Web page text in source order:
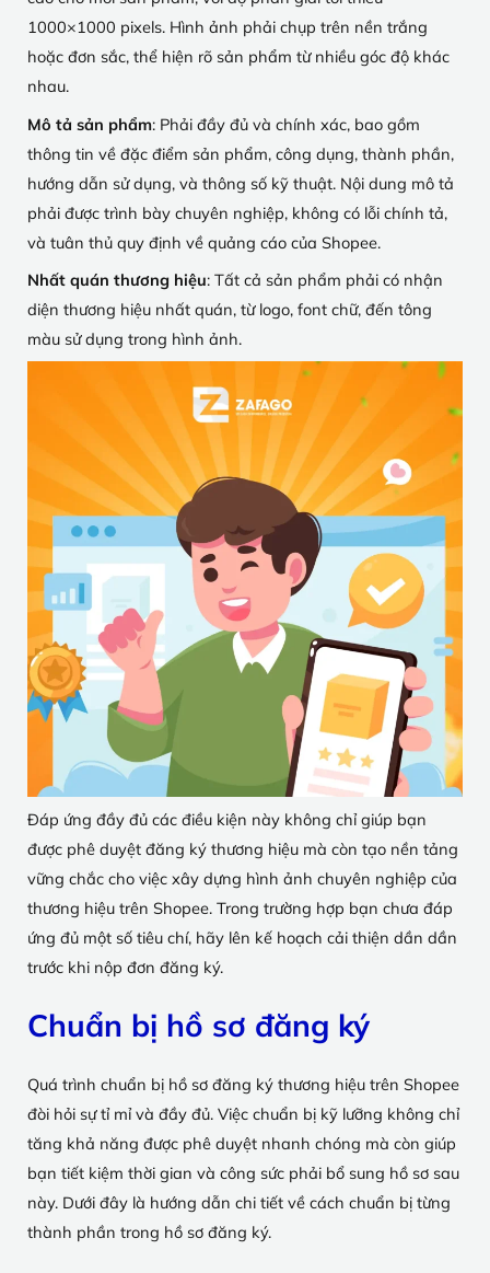
1000×1000 pixels. Hình ảnh phải chụp trên nền trắng
hoặc đơn sắc, thể hiện rõ sản phẩm từ nhiều góc độ khác
nhau.
Mô tả sản phẩm: Phải đầy đủ và chính xác, bao gồm
thông tin về đặc điểm sản phẩm, công dụng, thành phần,
hướng dẫn sử dụng, và thông số kỹ thuật. Nội dung mô tả
phải được trình bày chuyên nghiệp, không có lỗi chính tả,
và tuân thủ quy định về quảng cáo của Shopee.
Nhất quán thương hiệu: Tất cả sản phẩm phải có nhận
diện thương hiệu nhất quán, từ logo, font chữ, đến tông
màu sử dụng trong hình ảnh.
Đáp ứng đầy đủ các điều kiện này không chỉ giúp bạn
được phê duyệt đăng ký thương hiệu mà còn tạo nền tảng
vững chắc cho việc xây dựng hình ảnh chuyên nghiệp của
thương hiệu trên Shopee. Trong trường hợp bạn chưa đáp
ứng đủ một số tiêu chí, hãy lên kế hoạch cải thiện dần dần
trước khi nộp đơn đăng ký.
Chuẩn bị hồ sơ đăng ký
Quá trình chuẩn bị hồ sơ đăng ký thương hiệu trên Shopee
đòi hỏi sự tỉ mỉ và đầy đủ. Việc chuẩn bị kỹ lưỡng không chỉ
tăng khả năng được phê duyệt nhanh chóng mà còn giúp
bạn tiết kiệm thời gian và công sức phải bổ sung hồ sơ sau
này. Dưới đây là hướng dẫn chi tiết về cách chuẩn bị từng
thành phần trong hồ sơ đăng ký.